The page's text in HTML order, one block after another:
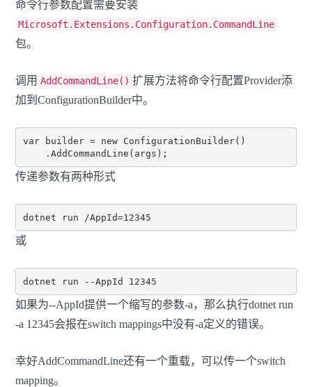
命令行参数配置需要安装
Microsoft.Extensions.Configuration.CommandLine
包。
调用 AddCommandLine() 扩展方法将命令行配置Provider添
加到ConfigurationBuilder中。
var builder = new ConfigurationBuilder()
传递参数有两种形式
或
如果为--AppId提供一个缩写的参数-a，那么执行dotnet run
-a 12345会报在switch mappings中没有-a定义的错误。
幸好AddCommandLine还有一个重载，可以传一个switch
mapping。